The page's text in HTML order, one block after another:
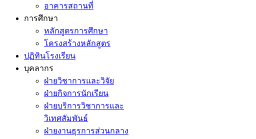
อาคารสถานที่
การศึกษา
หลักสูตรการศึกษา
โครงสร้างหลักสูตร
ปฏิทินโรงเรียน
บุคลากร
ฝ่ายวิชาการและวิจัย
ฝ่ายกิจการนักเรียน
ฝ่ายบริการวิชาการและ
วิเทศสัมพันธ์
ฝ่ายงานธุรการส่วนกลาง